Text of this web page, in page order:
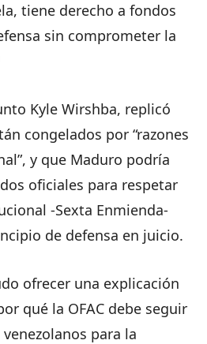
tiene derecho a fondos
sin comprometer la
Kyle Wirshba, replicó
congelados por “razones
y que Maduro podría
oficiales para respetar
-Sexta Enmienda-
de defensa en juicio.
ofrecer una explicación
qué la OFAC debe seguir
para la